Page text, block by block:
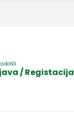
/ Registacija